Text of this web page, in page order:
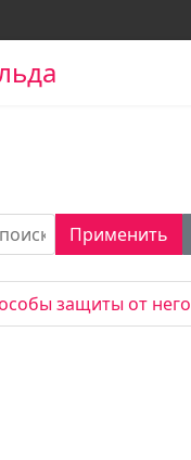
Применить
защиты от него